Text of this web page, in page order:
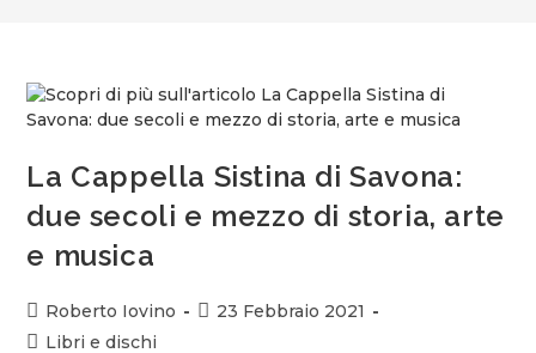
La Cappella Sistina di Savona:
due secoli e mezzo di storia, arte
e musica
Roberto Iovino
23 Febbraio 2021
Libri e dischi